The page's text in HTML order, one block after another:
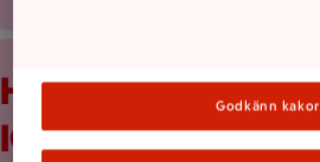
Håll koll med
ICA-appen
Godkänn kakor